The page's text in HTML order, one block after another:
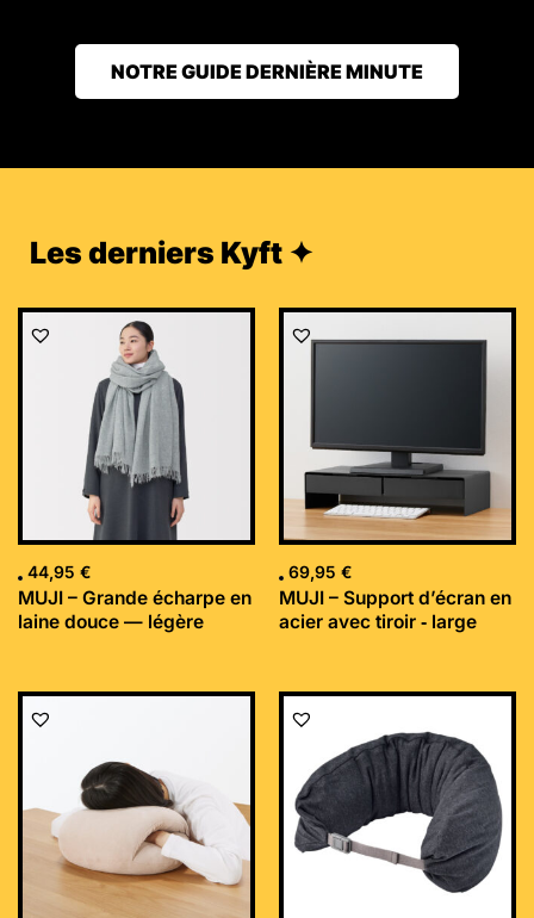
NOTRE GUIDE DERNIÈRE MINUTE
Les derniers Kyft ✦
44,95 €
MUJI – Grande écharpe en
laine douce — légère
69,95 €
MUJI – Support d’écran en
acier avec tiroir ‐ large